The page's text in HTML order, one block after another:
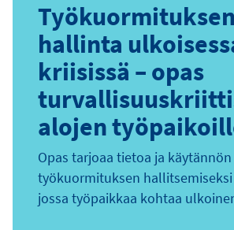
Työkuormituksen
hallinta
kriisissä – opas
alojen
Opas tarjoaa tietoa ja
työkuormituksen
jossa työpaikkaa kohtaa